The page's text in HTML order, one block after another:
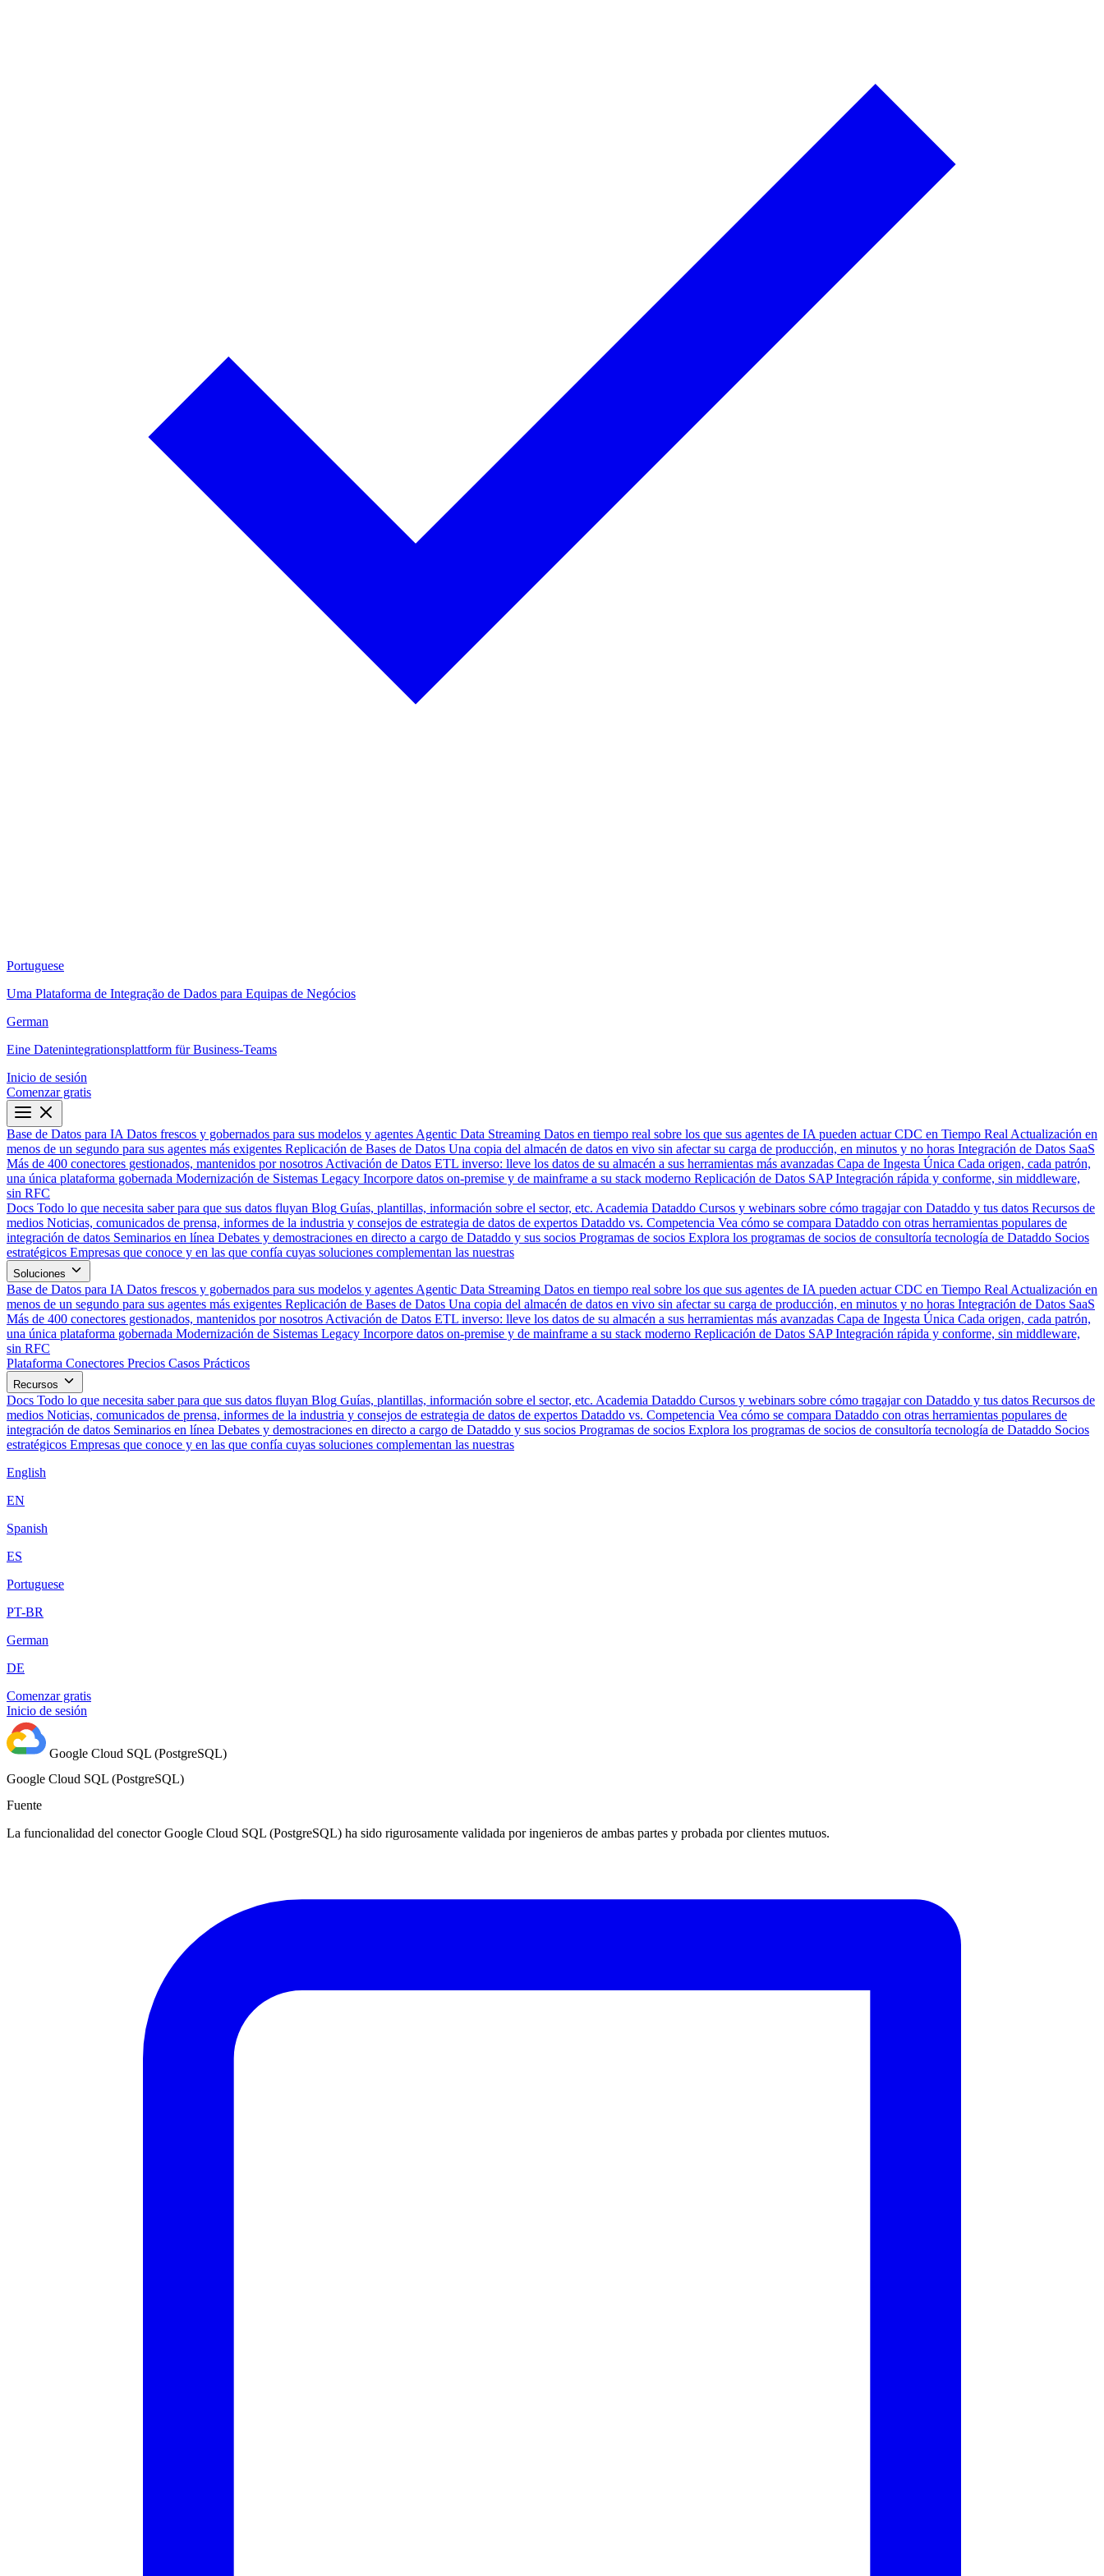
Portuguese
Uma Plataforma de Integração de Dados para Equipas de Negócios
German
Eine Datenintegrationsplattform für Business-Teams
Inicio de sesión
Comenzar gratis
Base de Datos para IA Datos frescos y gobernados para sus modelos y agentes Agentic Data Streaming Datos en tiempo real sobre los que sus agentes de IA pueden actuar CDC en Tiempo Real Actualización en
menos de un segundo para sus agentes más exigentes Replicación de Bases de Datos Una copia del almacén de datos en vivo sin afectar su carga de producción, en minutos y no horas Integración de Datos SaaS
Más de 400 conectores gestionados, mantenidos por nosotros Activación de Datos ETL inverso: lleve los datos de su almacén a sus herramientas más avanzadas Capa de Ingesta Única Cada origen, cada patrón,
una única plataforma gobernada Modernización de Sistemas Legacy Incorpore datos on-premise y de mainframe a su stack moderno Replicación de Datos SAP Integración rápida y conforme, sin middleware,
sin RFC
Docs Todo lo que necesita saber para que sus datos fluyan Blog Guías, plantillas, información sobre el sector, etc. Academia Dataddo Cursos y webinars sobre cómo tragajar con Dataddo y tus datos Recursos de
medios Noticias, comunicados de prensa, informes de la industria y consejos de estrategia de datos de expertos Dataddo vs. Competencia Vea cómo se compara Dataddo con otras herramientas populares de
integración de datos Seminarios en línea Debates y demostraciones en directo a cargo de Dataddo y sus socios Programas de socios Explora los programas de socios de consultoría tecnología de Dataddo Socios
estratégicos Empresas que conoce y en las que confía cuyas soluciones complementan las nuestras
Soluciones
Base de Datos para IA Datos frescos y gobernados para sus modelos y agentes Agentic Data Streaming Datos en tiempo real sobre los que sus agentes de IA pueden actuar CDC en Tiempo Real Actualización en
menos de un segundo para sus agentes más exigentes Replicación de Bases de Datos Una copia del almacén de datos en vivo sin afectar su carga de producción, en minutos y no horas Integración de Datos SaaS
Más de 400 conectores gestionados, mantenidos por nosotros Activación de Datos ETL inverso: lleve los datos de su almacén a sus herramientas más avanzadas Capa de Ingesta Única Cada origen, cada patrón,
una única plataforma gobernada Modernización de Sistemas Legacy Incorpore datos on-premise y de mainframe a su stack moderno Replicación de Datos SAP Integración rápida y conforme, sin middleware,
sin RFC
Plataforma Conectores Precios Casos Prácticos
Recursos
Docs Todo lo que necesita saber para que sus datos fluyan Blog Guías, plantillas, información sobre el sector, etc. Academia Dataddo Cursos y webinars sobre cómo tragajar con Dataddo y tus datos Recursos de
medios Noticias, comunicados de prensa, informes de la industria y consejos de estrategia de datos de expertos Dataddo vs. Competencia Vea cómo se compara Dataddo con otras herramientas populares de
integración de datos Seminarios en línea Debates y demostraciones en directo a cargo de Dataddo y sus socios Programas de socios Explora los programas de socios de consultoría tecnología de Dataddo Socios
estratégicos Empresas que conoce y en las que confía cuyas soluciones complementan las nuestras
English
EN
Spanish
ES
Portuguese
PT-BR
German
DE
Comenzar gratis
Inicio de sesión
Google Cloud SQL (PostgreSQL)
Google Cloud SQL (PostgreSQL)
Fuente
La funcionalidad del conector Google Cloud SQL (PostgreSQL) ha sido rigurosamente validada por ingenieros de ambas partes y probada por clientes mutuos.